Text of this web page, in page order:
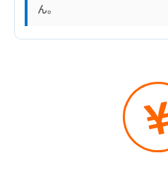
ん。